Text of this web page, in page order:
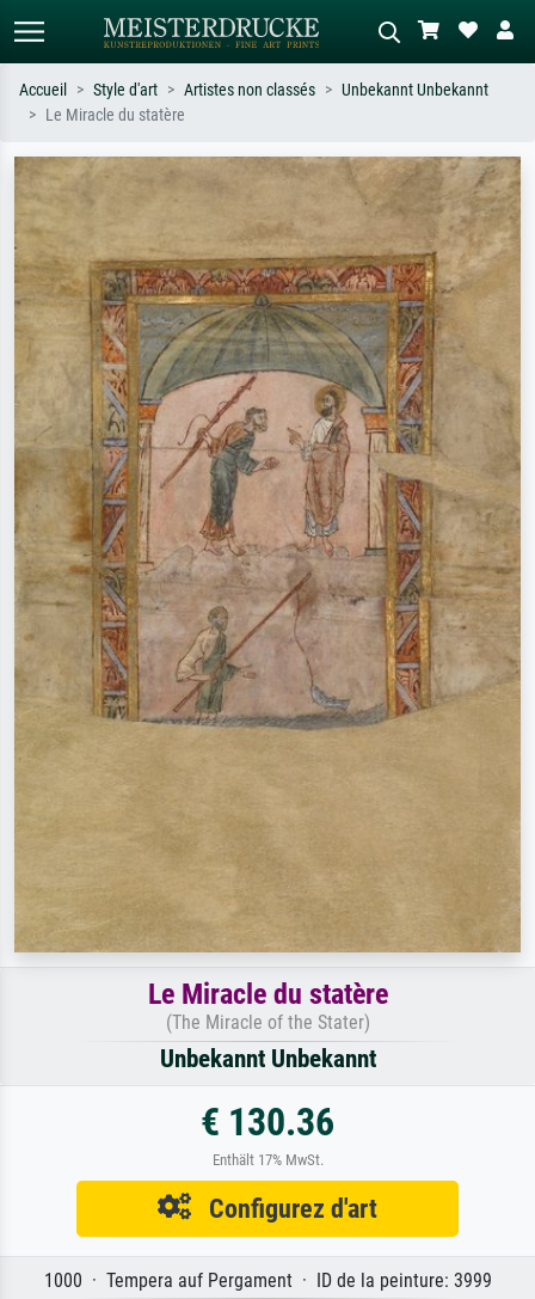
Recherchez par artiste, titre ou style –
ex. Monet, Nuit étoilée,
Décrivez la scène – ex. prairie verte,
abstrait avec beaucoup de rouge,
tableau sombre, nu debout près d'un
arbre.
Accueil Style d'art Artistes non classés
Unbekannt Unbekannt
Le Miracle du statère
Le Miracle du statère
(The Miracle of the Stater)
Unbekannt Unbekannt
€ 130.36
Enthält 17% MwSt.
Configurez d'art
1000 · Tempera auf Pergament · ID de la peinture: 3999